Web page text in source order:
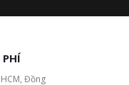
PHÍ
Đồng